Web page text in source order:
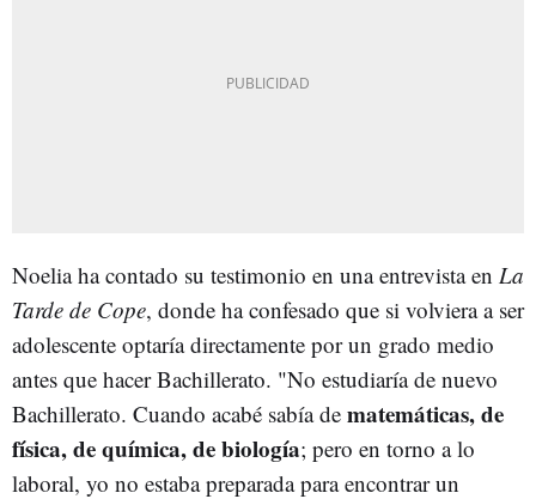
Noelia ha contado su testimonio en una entrevista en La
Tarde de Cope, donde ha confesado que si volviera a ser
adolescente optaría directamente por un grado medio
antes que hacer Bachillerato. "No estudiaría de nuevo
Bachillerato. Cuando acabé sabía de matemáticas, de
física, de química, de biología; pero en torno a lo
laboral, yo no estaba preparada para encontrar un